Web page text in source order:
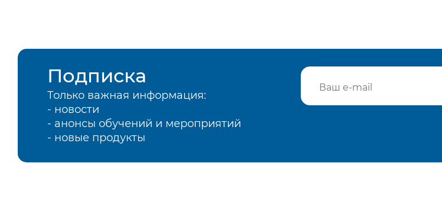
Подписка
Только важная информация:
- новости
- анонсы обучений и мероприятий
- новые продукты